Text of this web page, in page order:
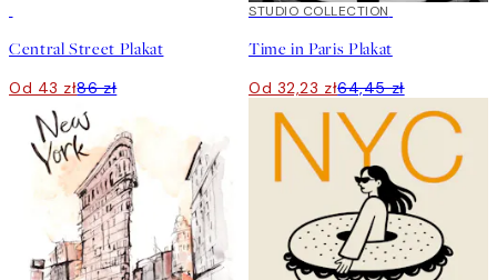
Central Street Plakat
Od 43 zł86 zł
50%*
STUDIO COLLECTION
Time in Paris Plakat
Od 32,23 zł64,45 zł